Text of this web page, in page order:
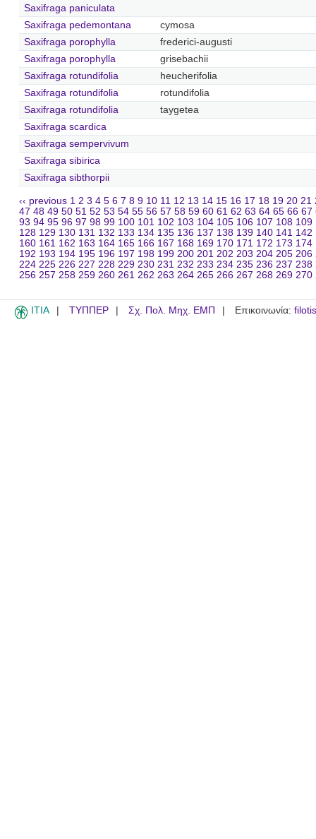
Saxifraga paniculata
Saxifraga pedemontana
cymosa
Saxifraga porophylla
frederici-augusti
Saxifraga porophylla
grisebachii
Saxifraga rotundifolia
heucherifolia
Saxifraga rotundifolia
rotundifolia
Saxifraga rotundifolia
taygetea
Saxifraga scardica
Saxifraga sempervivum
Saxifraga sibirica
Saxifraga sibthorpii
‹‹ previous 1 2 3 4 5 6 7 8 9 10 11 12 13 14 15 16 17 18 19 20 21
47 48 49 50 51 52 53 54 55 56 57 58 59 60 61 62 63 64 65 66 67
93 94 95 96 97 98 99 100 101 102 103 104 105 106 107 108 109
128 129 130 131 132 133 134 135 136 137 138 139 140 141 142
160 161 162 163 164 165 166 167 168 169 170 171 172 173 174
192 193 194 195 196 197 198 199 200 201 202 203 204 205 206
224 225 226 227 228 229 230 231 232 233 234 235 236 237 238
256 257 258 259 260 261 262 263 264 265 266 267 268 269 270
ITIA ΤΥΠΠΕΡ Σχ. Πολ. Μηχ. ΕΜΠ Επικοινωνία: